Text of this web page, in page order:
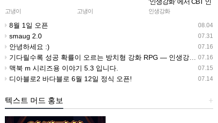
고냉이 고냉이
'인생강화' 에서 CBT 인
원을 모집합니다.
인생강화
08.04
8월 1일 오픈
07.31
smaug 2.0
07.16
안녕하세요 :)
07.16
기다릴수록 성공 확률이 오르는 방치형 강화 RPG — 인생강화 ※8월 초 오픈 예정 (현재 CBT 중)
07.15
맥북 m 시리즈용 이야기 5.3 입니다.
07.14
디아블로2 바다블로 6월 12일 정식 오픈!
+
텍스트 머드 홍보